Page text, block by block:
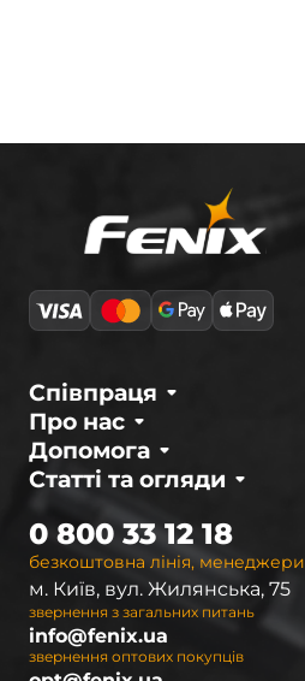
Про нас
Співпраця
Статті та огляди
Допомога
безкоштовна лінія, менеджери
0 800 33 12 18
м. Київ, вул. Жилянська, 75
звернення з загальних питань
info@fenix.ua
звернення оптових покупців